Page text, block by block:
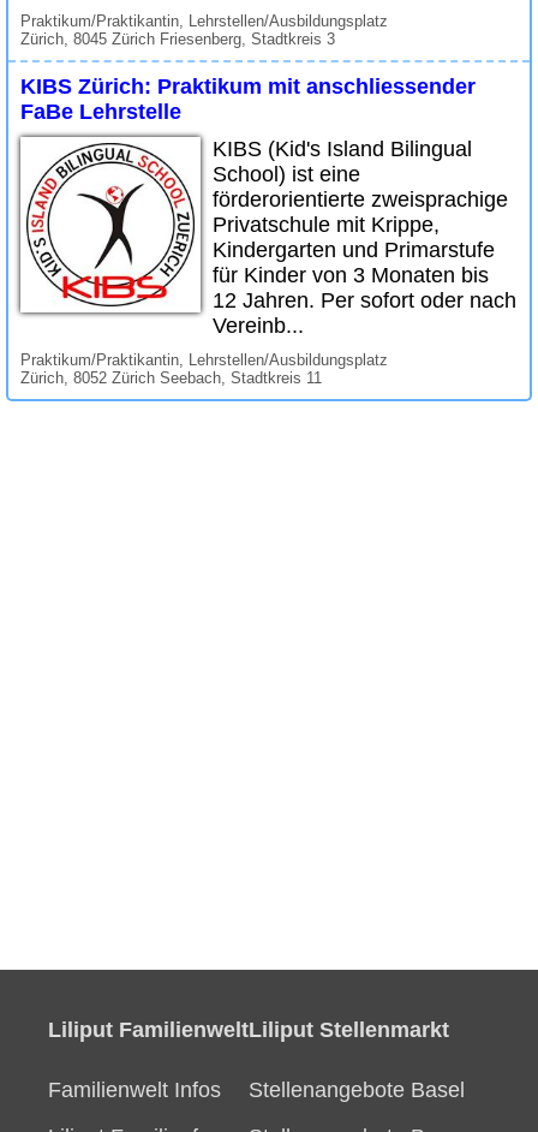
Praktikum/Praktikantin, Lehrstellen/Ausbildungsplatz
Zürich, 8045 Zürich Friesenberg, Stadtkreis 3
KIBS Zürich: Praktikum mit anschliessender
FaBe Lehrstelle
KIBS (Kid's Island Bilingual
School) ist eine
förderorientierte zweisprachige
Privatschule mit Krippe,
Kindergarten und Primarstufe
für Kinder von 3 Monaten bis
12 Jahren. Per sofort oder nach
Vereinb...
Praktikum/Praktikantin, Lehrstellen/Ausbildungsplatz
Zürich, 8052 Zürich Seebach, Stadtkreis 11
Liliput Familienwelt
Familienwelt Infos
Liliput Stellenmarkt
Stellenangebote Basel